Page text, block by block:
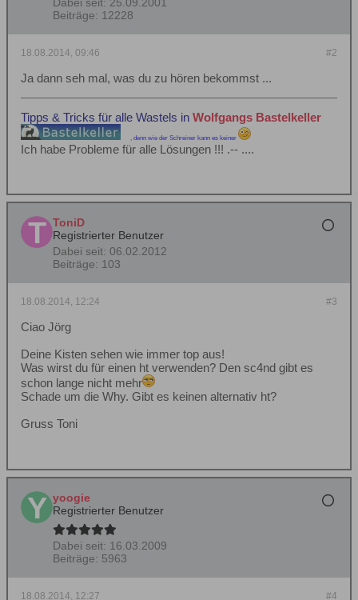
Beiträge: 12228
#2
18.08.2014, 09:46
Ja dann seh mal, was du zu hören bekommst ...
Tipps & Tricks für alle Wastels in Wolfgangs Bastelkeller
, denn wie der Schreiner kann es keiner
Ich habe Probleme für alle Lösungen !!! .-- ....
ToniD
Registrierter Benutzer
Dabei seit: 06.02.2012
Beiträge: 103
#3
18.08.2014, 12:24
Ciao Jörg
Deine Kisten sehen wie immer top aus!
Was wirst du für einen ht verwenden? Den sc4nd gibt es
schon lange nicht mehr
Schade um die Why. Gibt es keinen alternativ ht?
Gruss Toni
yoogie
Registrierter Benutzer
Dabei seit: 16.03.2009
Beiträge: 5963
#4
18.08.2014, 12:27